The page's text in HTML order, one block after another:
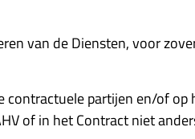
van de Diensten, voor
partijen en/of
of in het Contract niet